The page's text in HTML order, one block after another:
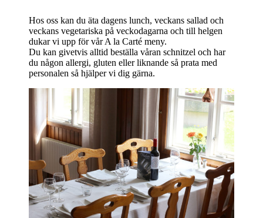
Hos oss kan du äta dagens lunch, veckans sallad och
veckans vegetariska på veckodagarna och till helgen
dukar vi upp för vår A la Carté meny.
Du kan givetvis alltid beställa våran schnitzel och har
du någon allergi, gluten eller liknande så prata med
personalen så hjälper vi dig gärna.